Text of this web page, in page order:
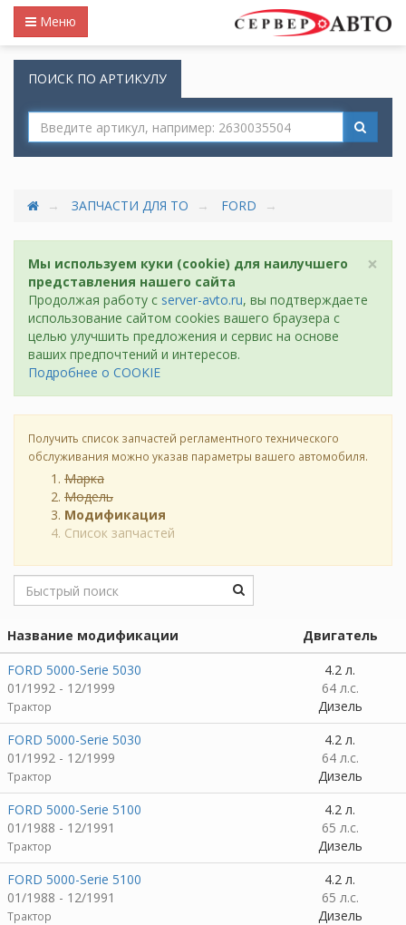
Меню
ПОИСК ПО АРТИКУЛУ
ЗАПЧАСТИ ДЛЯ ТО FORD
×
Мы используем куки (cookie) для наилучшего
представления нашего сайта
Продолжая работу с server-avto.ru, вы подтверждаете
использование сайтом cookies вашего браузера с
целью улучшить предложения и сервис на основе
ваших предпочтений и интересов.
Подробнее о COOKIE
Получить список запчастей регламентного технического
обслуживания можно указав параметры вашего автомобиля.
Марка
Модель
Модификация
Список запчастей
Название модификации
Двигатель
FORD 5000-Serie 5030
01/1992 - 12/1999
Трактор
4.2 л.
64 л.с.
Дизель
FORD 5000-Serie 5030
01/1992 - 12/1999
Трактор
4.2 л.
64 л.с.
Дизель
FORD 5000-Serie 5100
01/1988 - 12/1991
Трактор
4.2 л.
65 л.с.
Дизель
FORD 5000-Serie 5100
01/1988 - 12/1991
Трактор
4.2 л.
65 л.с.
Дизель